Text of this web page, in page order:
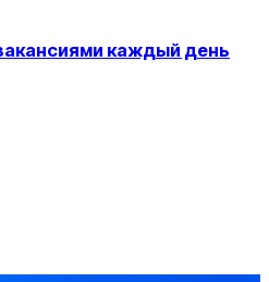
каждый день